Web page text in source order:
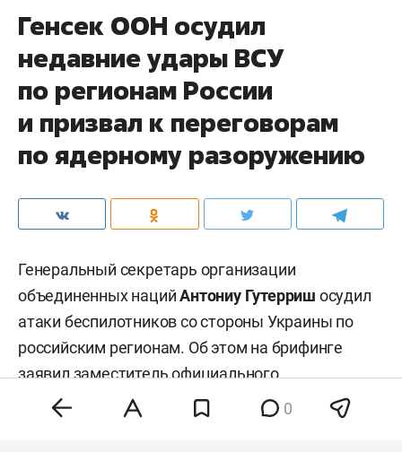
Генсек ООН осудил
недавние удары ВСУ
по регионам России
и призвал к переговорам
по ядерному разоружению
Генеральный секретарь организации
объединенных нацийАнтониу Гутерриш осудил
атаки беспилотников со стороны Украины по
российским регионам. Об этом на брифинге
заявил заместитель официального
представителя главы всемирной организации
0